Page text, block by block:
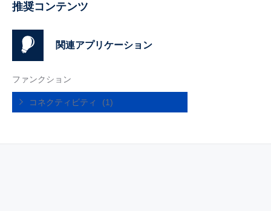
推奨コンテンツ
関連アプリケーション
ファンクション
コネクティビティ (1)